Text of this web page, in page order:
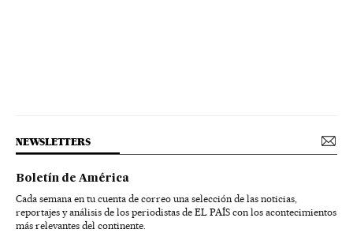
NEWSLETTERS
Boletín de América
Cada semana en tu cuenta de correo una selección de las noticias,
reportajes y análisis de los periodistas de EL PAÍS con los acontecimientos
más relevantes del continente.